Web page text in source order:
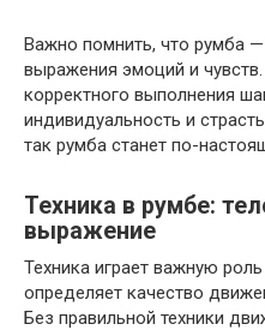
Важно помнить, что румба
выражения эмоций и
корректного выполнения
индивидуальность и
так румба станет по-
Техника в румбе:
выражение
Техника играет важную
определяет качество
Без правильной техники